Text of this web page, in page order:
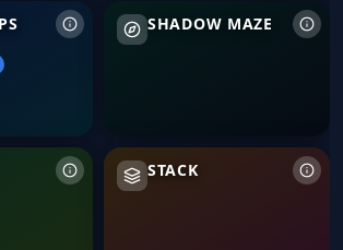
SHADOW MAZE
Shadow Maze
STACK
Stack